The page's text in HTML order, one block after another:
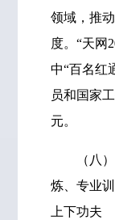
领域，推
度。“天网
中“百名红
员和国家
元。
（八）
炼、专业
上下功夫